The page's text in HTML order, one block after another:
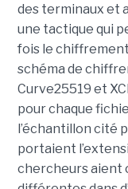
des terminaux et
une tactique qui
fois le
schéma de
Curve25519 et
pour chaque
l’échantillon cité
portaient
chercheurs aient